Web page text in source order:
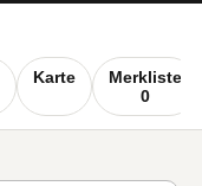
Karte
Merkliste
0